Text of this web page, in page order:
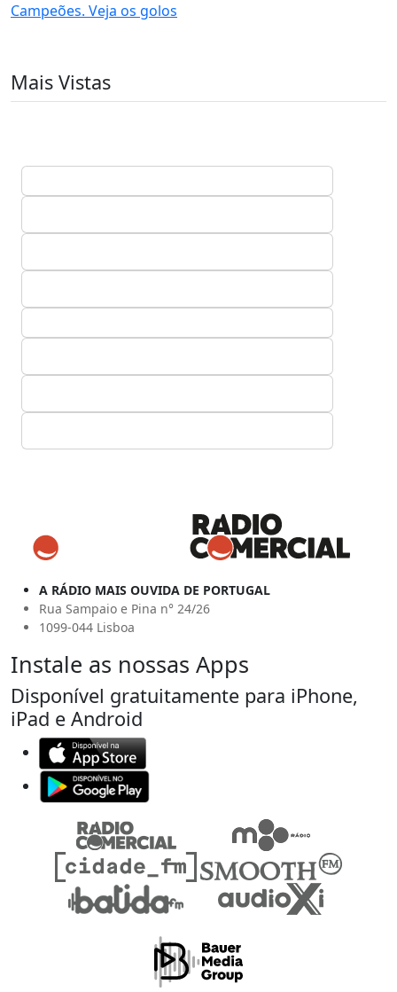
Campeões. Veja os golos
Mais Vistas
A RÁDIO MAIS OUVIDA DE PORTUGAL
Rua Sampaio e Pina n° 24/26
1099-044 Lisboa
Instale as nossas Apps
Disponível gratuitamente para iPhone,
iPad e Android